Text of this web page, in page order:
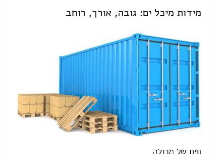
מידות מיכל ים: גובה, אורך, רוחב
נפח של מכולה